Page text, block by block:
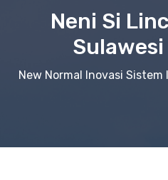
Neni Si
New Normal Inovasi